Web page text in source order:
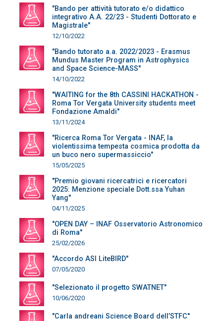
"Bando per attività tutorato e/o didattico
integrativo A.A. 22/23 - Studenti Dottorato e
Magistrale"
12/10/2022
"Bando tutorato a.a. 2022/2023 - Erasmus
Mundus Master Program in Astrophysics
and Space Science-MASS"
14/10/2022
"WAITING for the 8th CASSINI HACKATHON -
Roma Tor Vergata University students meet
Fondazione Amaldi"
13/11/2024
"Ricerca Roma Tor Vergata - INAF, la
violentissima tempesta cosmica prodotta da
un buco nero supermassiccio"
15/05/2025
"Premio giovani ricercatrici e ricercatori
2025: Menzione speciale Dott.ssa Yuhan
Yang"
04/11/2025
"OPEN DAY – INAF Osservatorio Astronomico
di Roma"
25/02/2026
"Accordo ASI LiteBIRD"
07/05/2020
"Selezionato il progetto SWATNET"
10/06/2020
"Carla andreani Science Board dell’STFC"